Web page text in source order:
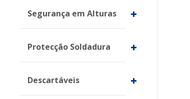
Segurança em Alturas
Protecção Soldadura
Descartáveis